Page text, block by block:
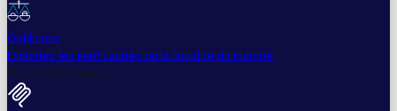
Outils pro
Exploitez les inefficacités ou la liquidité du marché
Plus d'informations